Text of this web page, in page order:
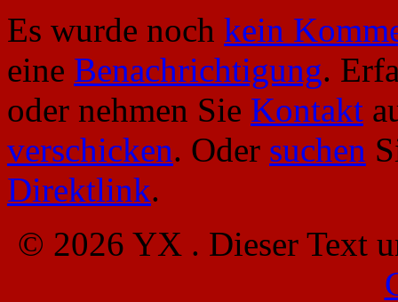
Es wurde noch kein
eine Benachrichtigung.
oder nehmen Sie Kontakt
verschicken. Oder suchen
Direktlink.
© 2026 YX . Dieser Text